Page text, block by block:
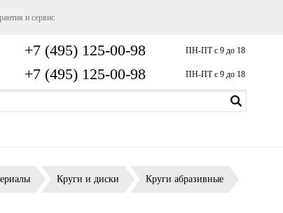
и сервис
+7 (495) 125-00-98 ПН-ПТ с 9 до 18
+7 (495) 125-00-98 ПН-ПТ с 9 до 18
Круги и диски Круги абразивные